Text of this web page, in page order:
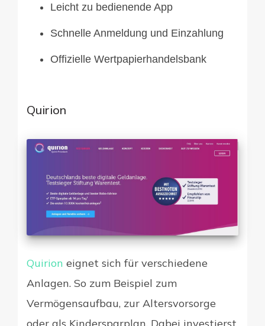
Leicht zu bedienende App
Schnelle Anmeldung und Einzahlung
Offizielle Wertpapierhandelsbank
Quirion
Quirion eignet sich für verschiedene
Anlagen. So zum Beispiel zum
Vermögensaufbau, zur Altersvorsorge